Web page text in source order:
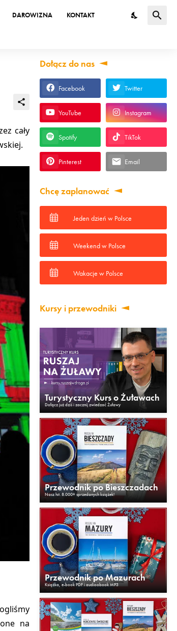
DAROWIZNA KONTAKT
cały
.
na
Dołącz do nas
Facebook Twitter
YouTube Instagram
Spotify TikTok
Pinterest Email
Chcę zaplanować
Jeden dzień w Polsce
Weekend w Polsce
Wakacje w Polsce
Kursy i przewodniki
Turystyczny Kurs o Żuławach
Dołącz już dziś i zacznij zwiedzać Żuławy
Przewodnik po Bieszczadach
Nasz hit. 8.000+ sprzedanych książek!
Przewodnik po Mazurach
Książka, e-book PDF i audioobook MP3